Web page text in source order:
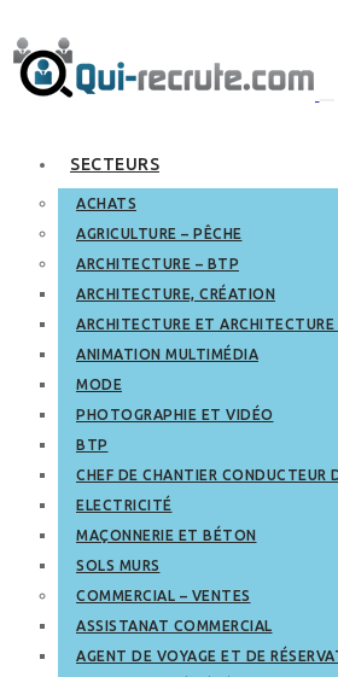
SECTEURS
ACHATS
AGRICULTURE – PÊCHE
ARCHITECTURE – BTP
ARCHITECTURE, CRÉATION
ARCHITECTURE ET ARCHITECTURE
ANIMATION MULTIMÉDIA
MODE
PHOTOGRAPHIE ET VIDÉO
BTP
CHEF DE CHANTIER CONDUCTEUR
ELECTRICITÉ
MAÇONNERIE ET BÉTON
SOLS MURS
COMMERCIAL – VENTES
ASSISTANAT COMMERCIAL
AGENT DE VOYAGE ET DE